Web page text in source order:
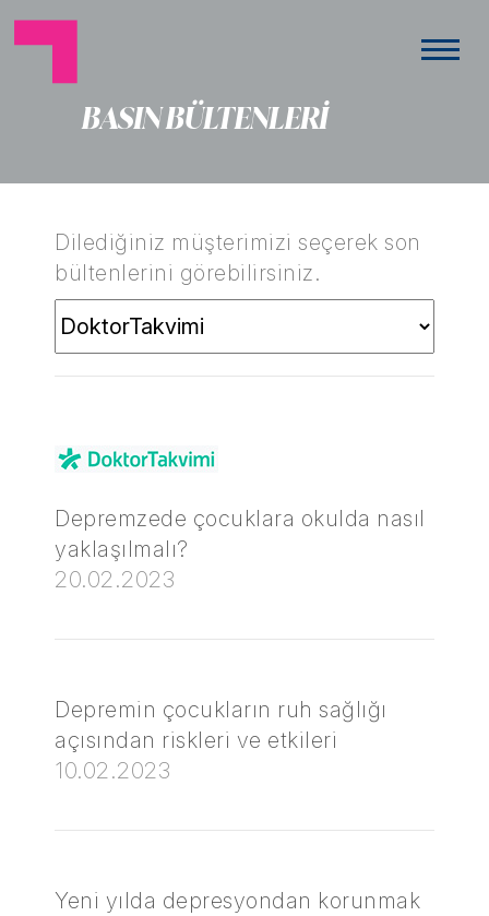
BASIN BÜLTENLERİ
Dilediğiniz müşterimizi seçerek son
bültenlerini görebilirsiniz.
Depremzede çocuklara okulda nasıl
yaklaşılmalı?
20.02.2023
Depremin çocukların ruh sağlığı
açısından riskleri ve etkileri
10.02.2023
Yeni yılda depresyondan korunmak